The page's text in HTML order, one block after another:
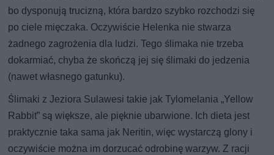
bo dysponują trucizną, która bardzo szybko rozchodzi się
po ciele mięczaka. Oczywiście Helenka nie stwarza
żadnego zagrożenia dla ludzi. Tego ślimaka nie trzeba
dokarmiać, chyba że skończą jej się ślimaki do jedzenia
(nawet własnego gatunku).
Ślimaki z Jeziora Sulawesi takie jak Tylomelania „Yellow
Rabbit” są większe, ale pięknie ubarwione. Ich dieta jest
praktycznie taka sama jak Neritin, więc wystarczą glony i
oczywiście można im dorzucać odrobinę warzyw. Z racji